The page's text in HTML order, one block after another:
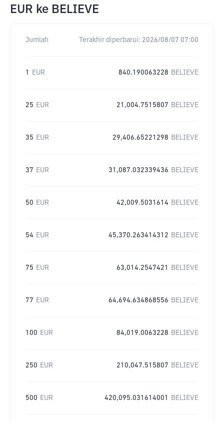
EUR ke BELIEVE
Jumlah Terakhir diperbarui: 2026/08/07 07:00
1 EUR 840.190063228 BELIEVE
25 EUR 21,004.7515807 BELIEVE
35 EUR 29,406.65221298 BELIEVE
37 EUR 31,087.032339436 BELIEVE
50 EUR 42,009.5031614 BELIEVE
54 EUR 45,370.263414312 BELIEVE
75 EUR 63,014.2547421 BELIEVE
77 EUR 64,694.634868556 BELIEVE
100 EUR 84,019.0063228 BELIEVE
250 EUR 210,047.515807 BELIEVE
500 EUR 420,095.031614001 BELIEVE